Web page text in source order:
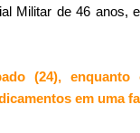
Militar de 46 anos,
(24),
em uma